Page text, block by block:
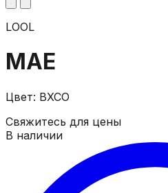
LOOL
MAE
Цвет: BXCO
Свяжитесь для цены
В наличии